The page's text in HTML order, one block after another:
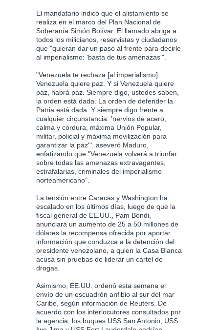
El mandatario indicó que el alistamiento se
realiza en el marco del Plan Nacional de
Soberanía Simón Bolívar. El llamado abriga a
todos los milicianos, reservistas y ciudadanos
que "quieran dar un paso al frente para decirle
al imperialismo: 'basta de tus amenazas'".
"Venezuela te rechaza [al imperialismo].
Venezuela quiere paz. Y si Venezuela quiere
paz, habrá paz. Siempre digo, ustedes saben,
la orden está dada. La orden de defender la
Patria está dada. Y siempre digo frente a
cualquier circunstancia: 'nervios de acero,
calma y cordura, máxima Unión Popular,
militar, policial y máxima movilización para
garantizar la paz'", aseveró Maduro,
enfatizando que "Venezuela volverá a triunfar
sobre todas las amenazas extravagantes,
estrafalarias, criminales del imperialismo
norteamericano".
La tensión entre Caracas y Washington ha
escalado en los últimos días, luego de que la
fiscal general de EE.UU., Pam Bondi,
anunciara un aumento de 25 a 50 millones de
dólares la recompensa ofrecida por aportar
información que conduzca a la detención del
presidente venezolano, a quien la Casa Blanca
acusa sin pruebas de liderar un cártel de
drogas.
Asimismo, EE.UU. ordenó esta semana el
envío de un escuadrón anfibio al sur del mar
Caribe, según información de Reuters. De
acuerdo con los interlocutores consultados por
la agencia, los buques USS San Antonio, USS